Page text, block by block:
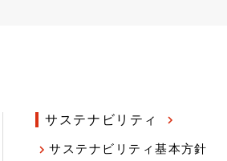
サステナビリティ
サステナビリティ基本方針